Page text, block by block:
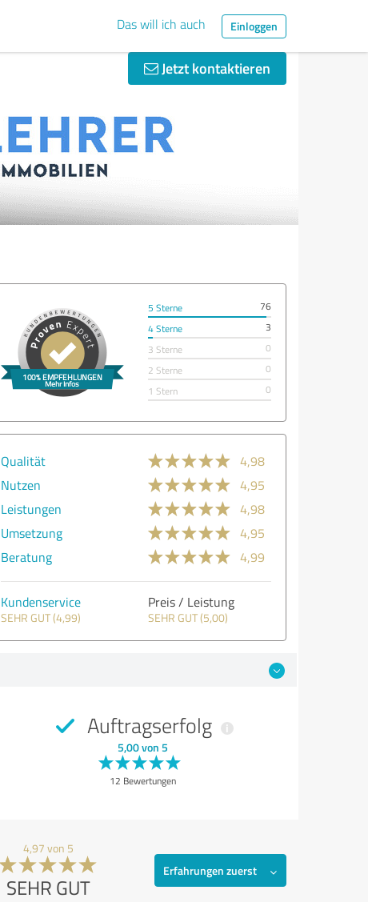
Das will ich auch Einloggen
Jetzt kontaktieren
5 Sterne
76
4 Sterne
3
3 Sterne
0
2 Sterne
0
1 Stern
0
Qualität
4,98
Nutzen
4,95
Leistungen
4,98
Umsetzung
4,95
Beratung
4,99
Kundenservice
SEHR GUT (4,99)
Preis / Leistung
SEHR GUT (5,00)
Auftragserfolg
5,00 von 5
12 Bewertungen
4,97 von 5
SEHR GUT
Erfahrungen zuerst